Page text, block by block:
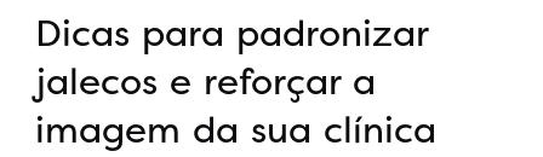
Dicas para padronizar
jalecos e reforçar a
imagem da sua clínica